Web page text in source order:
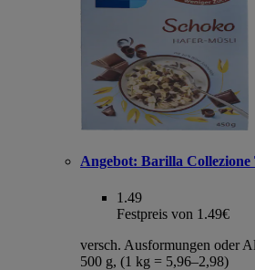
Angebot: Barilla Collezione
1.49
Festpreis von 1.49€
versch. Ausformungen oder
500 g, (1 kg = 5,96–2,98)